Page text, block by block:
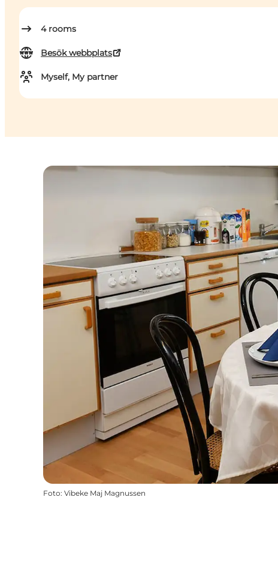
4 rooms
Besök webbplats
Myself, My partner
Foto: Vibeke Maj Magnussen